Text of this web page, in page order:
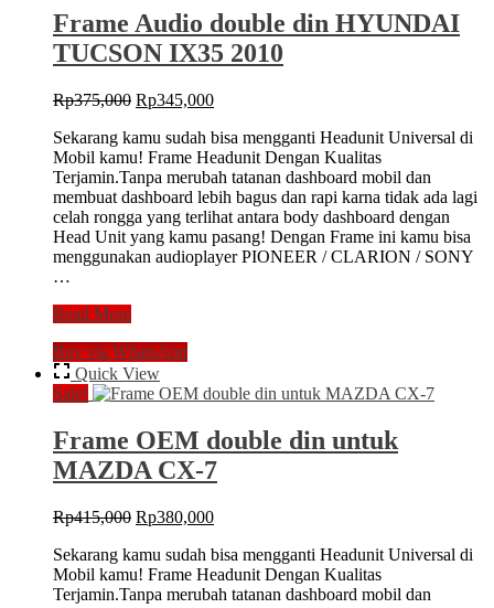
Frame Audio double din HYUNDAI
TUCSON IX35 2010
Rp375,000 Original
was:
Rp375,000.
Rp345,000Current
is:
Rp345,000.
Sekarang kamu sudah bisa mengganti Headunit Universal di
Mobil kamu! Frame Headunit Dengan Kualitas
Terjamin.Tanpa merubah tatanan dashboard mobil dan
membuat dashboard lebih bagus dan rapi karna tidak ada lagi
celah rongga yang terlihat antara body dashboard dengan
Head Unit yang kamu pasang! Dengan Frame ini kamu bisa
menggunakan audioplayer PIONEER / CLARION / SONY
…
Frame
double
din
HYUNDAI
IX35
2010
Read More
Buy via WhatsApp
Quick View
Sale!
Frame OEM double din untuk
MAZDA CX-7
Rp415,000 Original
was:
Rp415,000.
Rp380,000Current
is:
Rp380,000.
Sekarang kamu sudah bisa mengganti Headunit Universal di
Mobil kamu! Frame Headunit Dengan Kualitas
Terjamin.Tanpa merubah tatanan dashboard mobil dan